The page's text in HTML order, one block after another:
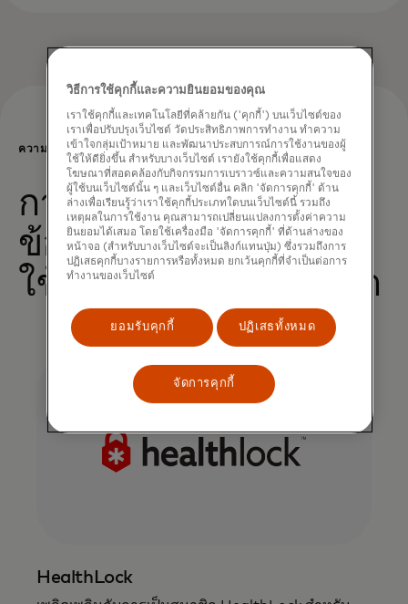
ความสบายใจ
การป้องกันการขโมย
ข้อมูลประจำตัวและการ
ใช้จ่ายที่ไม่ได้รับอนุญาต
HealthLock
วิธีการใช้คุกกี้และความยินยอมของคุณ
เราใช้คุกกี้และเทคโนโลยีที่คล้ายกัน ('คุกกี้') บนเว็บไซต์ของ
เราเพื่อปรับปรุงเว็บไซต์ วัดประสิทธิภาพการทำงาน ทำความ
เข้าใจกลุ่มเป้าหมาย และพัฒนาประสบการณ์การใช้งานของผู้
ใช้ให้ดียิ่งขึ้น สำหรับบางเว็บไซต์ เรายังใช้คุกกี้เพื่อแสดง
โฆษณาที่สอดคล้องกับกิจกรรมการเบราวซ์และความสนใจของ
ผู้ใช้บนเว็บไซต์นั้น ๆ และเว็บไซต์อื่น คลิก 'จัดการคุกกี้' ด้าน
ล่างเพื่อเรียนรู้ว่าเราใช้คุกกี้ประเภทใดบนเว็บไซต์นี้ รวมถึง
เหตุผลในการใช้งาน คุณสามารถเปลี่ยนแปลงการตั้งค่าความ
ยินยอมได้เสมอ โดยใช้เครื่องมือ 'จัดการคุกกี้' ที่ด้านล่างของ
หน้าจอ (สำหรับบางเว็บไซต์จะเป็นลิงก์แทนปุ่ม) ซึ่งรวมถึงการ
ปฏิเสธคุกกี้บางรายการหรือทั้งหมด ยกเว้นคุกกี้ที่จำเป็นต่อการ
ทำงานของเว็บไซต์
ยอมรับคุกกี้ ปฏิเสธทั้งหมด
จัดการคุกกี้